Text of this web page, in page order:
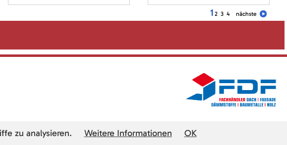
1 2 3 4 nächste
zu analysieren. Weitere Informationen OK